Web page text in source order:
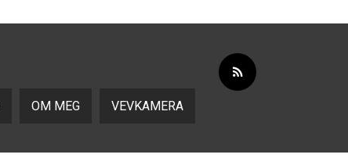
OM MEG VEVKAMERA